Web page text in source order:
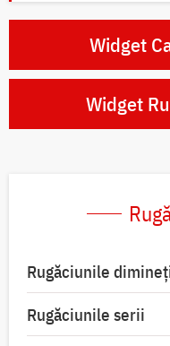
Widget
Widget
Rugăciunile
Rugăciunile serii